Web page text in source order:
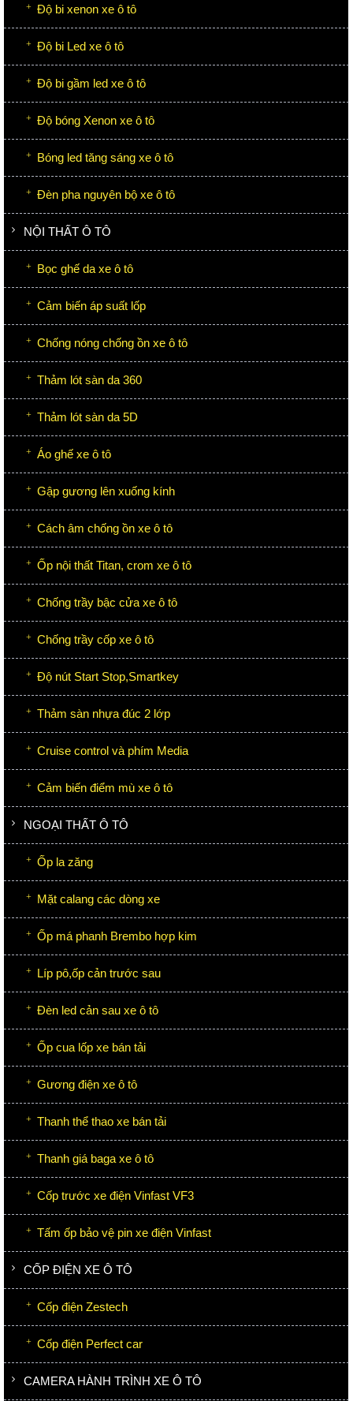
Độ bi xenon xe ô tô
Độ bi Led xe ô tô
Độ bi gầm led xe ô tô
Độ bóng Xenon xe ô tô
Bóng led tăng sáng xe ô tô
Đèn pha nguyên bộ xe ô tô
NỘI THẤT Ô TÔ
Bọc ghế da xe ô tô
Cảm biến áp suất lốp
Chống nóng chống ồn xe ô tô
Thảm lót sàn da 360
Thảm lót sàn da 5D
Áo ghế xe ô tô
Gập gương lên xuống kính
Cách âm chống ồn xe ô tô
Ốp nội thất Titan, crom xe ô tô
Chống trầy bậc cửa xe ô tô
Chống trầy cốp xe ô tô
Độ nút Start Stop,Smartkey
Thảm sàn nhựa đúc 2 lớp
Cruise control và phím Media
Cảm biến điểm mù xe ô tô
NGOẠI THẤT Ô TÔ
Ốp la zăng
Mặt calang các dòng xe
Ốp má phanh Brembo hợp kim
Líp pô,ốp cản trước sau
Đèn led cản sau xe ô tô
Ốp cua lốp xe bán tải
Gương điện xe ô tô
Thanh thể thao xe bán tải
Thanh giá baga xe ô tô
Cốp trước xe điện Vinfast VF3
Tấm ốp bảo vệ pin xe điện Vinfast
CỐP ĐIỆN XE Ô TÔ
Cốp điện Zestech
Cốp điện Perfect car
CAMERA HÀNH TRÌNH XE Ô TÔ